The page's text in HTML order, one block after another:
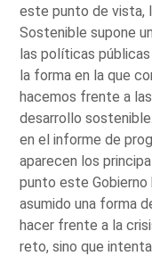
este punto de vista,
Sostenible supone
las políticas públicas
la forma en la que
hacemos frente a
desarrollo
en el informe de
aparecen los
punto este Gobierno
asumido una forma
hacer frente a la
reto, sino que